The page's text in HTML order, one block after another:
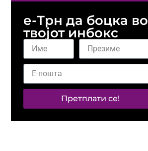
е-Трн да боцка во
твојот инбокс
Претплати се!